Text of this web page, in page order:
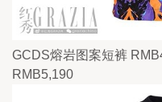
GCDS熔岩图案短裤
RMB5,190